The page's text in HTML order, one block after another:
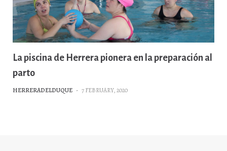
La piscina de Herrera pionera en la preparación al
parto
HERRERADELDUQUE - 7 FEBRUARY, 2020